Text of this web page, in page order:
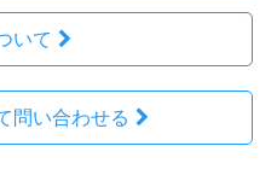
いて
問い合わせる